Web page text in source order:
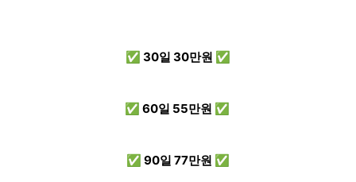
✅ 30일 30만원 ✅
✅ 60일 55만원 ✅
✅ 90일 77만원 ✅